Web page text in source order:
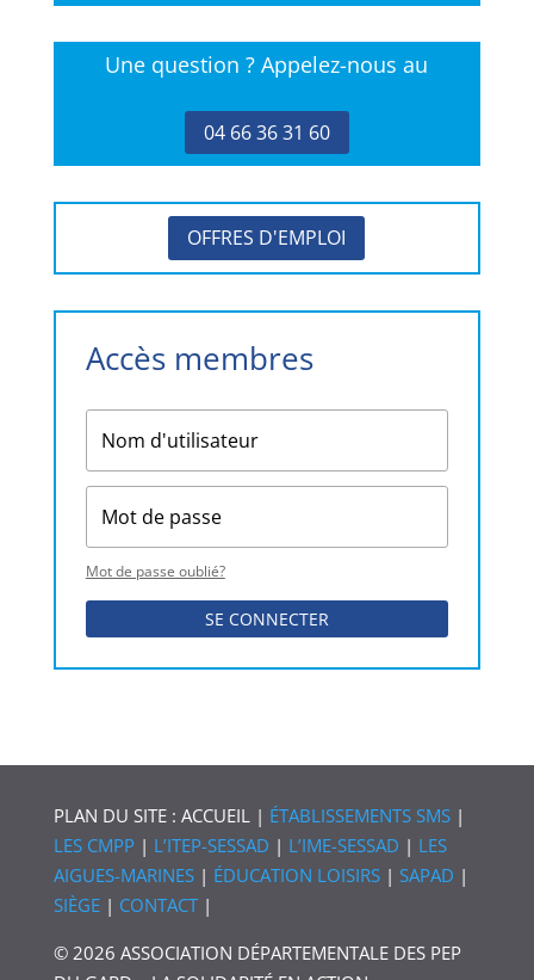
Une question ? Appelez-nous au
04 66 36 31 60
OFFRES D'EMPLOI
Accès membres
Mot de passe oublié?
SE CONNECTER
PLAN DU SITE : ACCUEIL | ÉTABLISSEMENTS SMS|
LES CMPP| L’ITEP-SESSAD | L’IME-SESSAD | LES
AIGUES-MARINES| ÉDUCATION LOISIRS| SAPAD |
SIÈGE| CONTACT|
© 2026 ASSOCIATION DÉPARTEMENTALE DES PEP